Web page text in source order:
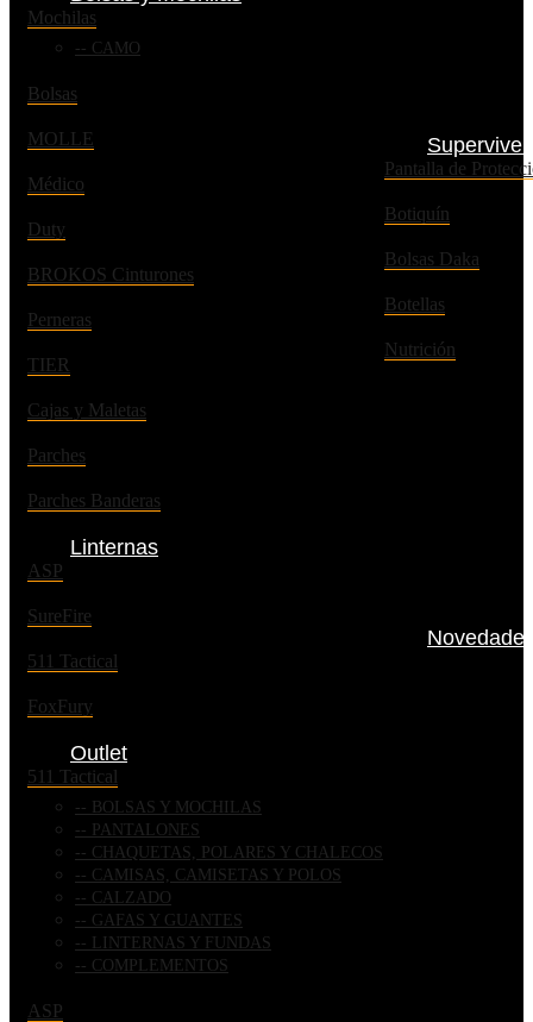
Mochilas
CAMO
Bolsas
MOLLE
Médico
Duty
BROKOS Cinturones
Perneras
TIER
Cajas y Maletas
Parches
Parches Banderas
Pantalla de
Botiquín
Bolsas Daka
Botellas
Nutrición
Linternas
ASP
SureFire
511 Tactical
FoxFury
Outlet
511 Tactical
BOLSAS Y MOCHILAS
PANTALONES
CHAQUETAS, POLARES Y CHALECOS
CAMISAS, CAMISETAS Y POLOS
CALZADO
GAFAS Y GUANTES
LINTERNAS Y FUNDAS
COMPLEMENTOS
ASP